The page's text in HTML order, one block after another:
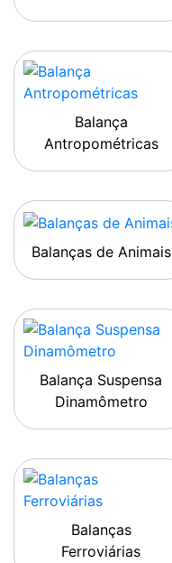
Balança
Antropométricas
Balanças de Animais
Balança Suspensa
Dinamômetro
Balanças
Ferroviárias